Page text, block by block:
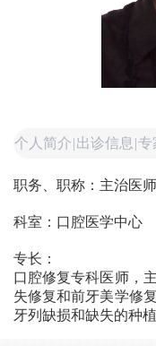
个人简介|出诊信息 |专
职务、职称：主治医师
科室：口腔医学中心
专长：
口腔修复专科医师，
失修复和前牙美学修
牙列缺损和缺失的种